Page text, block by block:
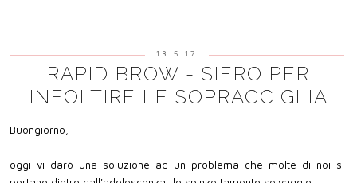
13.5.17
RAPID BROW - SIERO PER
INFOLTIRE LE SOPRACCIGLIA
Buongiorno,
oggi vi darò una soluzione ad un problema che molte di noi si